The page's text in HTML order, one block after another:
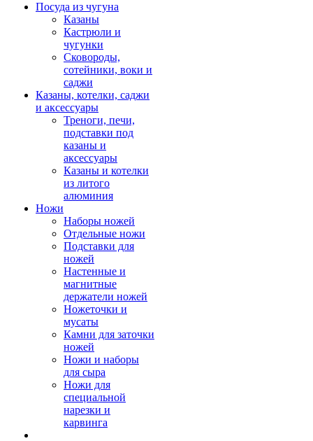
Посуда из чугуна
Казаны
Кастрюли и
чугунки
Сковороды,
сотейники, воки и
саджи
Казаны, котелки, саджи
и аксессуары
Треноги, печи,
подставки под
казаны и
аксессуары
Казаны и котелки
из литого
алюминия
Ножи
Наборы ножей
Отдельные ножи
Подставки для
ножей
Настенные и
магнитные
держатели ножей
Ножеточки и
мусаты
Камни для заточки
ножей
Ножи и наборы
для сыра
Ножи для
специальной
нарезки и
карвинга